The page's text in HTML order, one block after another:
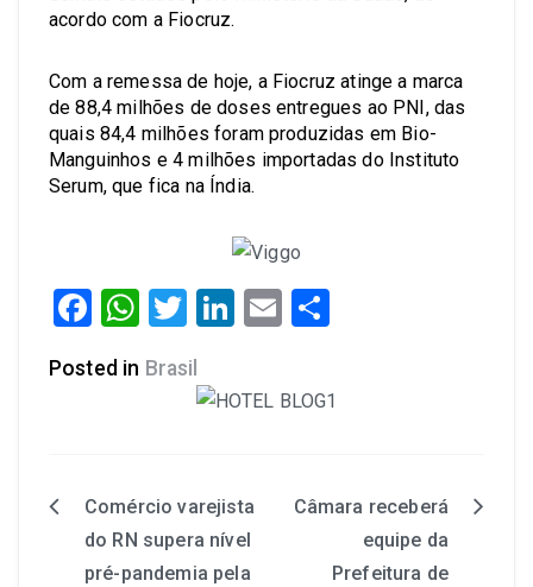
acordo com a Fiocruz.
Com a remessa de hoje, a Fiocruz atinge a marca
de 88,4 milhões de doses entregues ao PNI, das
quais 84,4 milhões foram produzidas em Bio-
Manguinhos e 4 milhões importadas do Instituto
Serum, que fica na Índia.
Facebook
WhatsApp
Twitter
LinkedIn
Email
Posted in Brasil
Comércio varejista
do RN supera nível
pré-pandemia pela
Câmara receberá
equipe da
Prefeitura de